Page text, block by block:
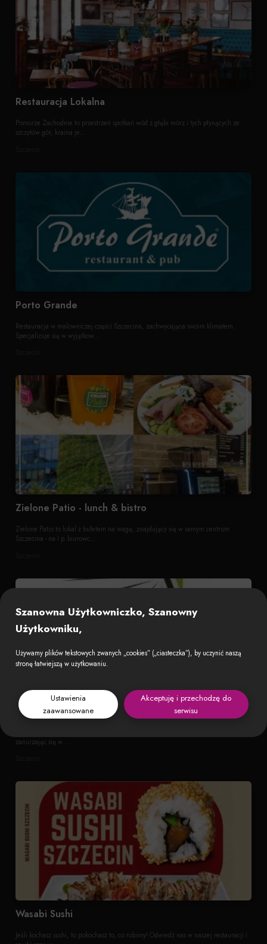
Restauracja Lokalna
Pomorze Zachodnie to przestrzeń spotkań wód z głębi mórz i tych płynących ze
szczytów gór, kraina je...
Porto Grande
Restauracja w malowniczej części Szczecina, zachwycająca swoim klimatem.
Specjalizuje się w wyjątkow...
Zielone Patio - lunch & bistro
Zielone Patio to lokal z bufetem na wagę, znajdujący się w samym centrum
Szczecina - na I p. biurowc...
Lii-Tao
zanurzając się w ...
Wasabi Sushi
Jeśli kochasz sushi, to pokochasz to, co robimy! Odwiedź nas w naszej restauracji i
Szanowna Użytkowniczko, Szanowny
Użytkowniku,
Używamy plików tekstowych zwanych „cookies” („ciasteczka”), by uczynić naszą
stronę łatwiejszą w użytkowaniu.
Ustawienia
zaawansowane
Akceptuję i przechodzę do
serwisu